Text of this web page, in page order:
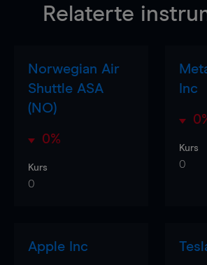
Relaterte
Norwegian Air
Shuttle ASA
(NO)
0%
Kurs
0
Inc
Kurs
0
Apple Inc